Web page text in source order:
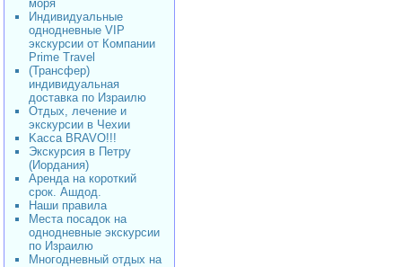
моря
Индивидуальные
однодневные VIP
экскурсии от Компании
Prime Travel
(Трансфер)
индивидуальная
доставка по Израилю
Отдых, лечение и
экскурсии в Чехии
Kacca BRAVO!!!
Экскурсия в Петру
(Иордания)
Аренда на короткий
срок. Ашдод.
Наши правила
Места посадок на
однодневные экскурсии
по Израилю
Многодневный отдых на